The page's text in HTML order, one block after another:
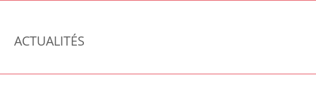
ACTUALITÉS